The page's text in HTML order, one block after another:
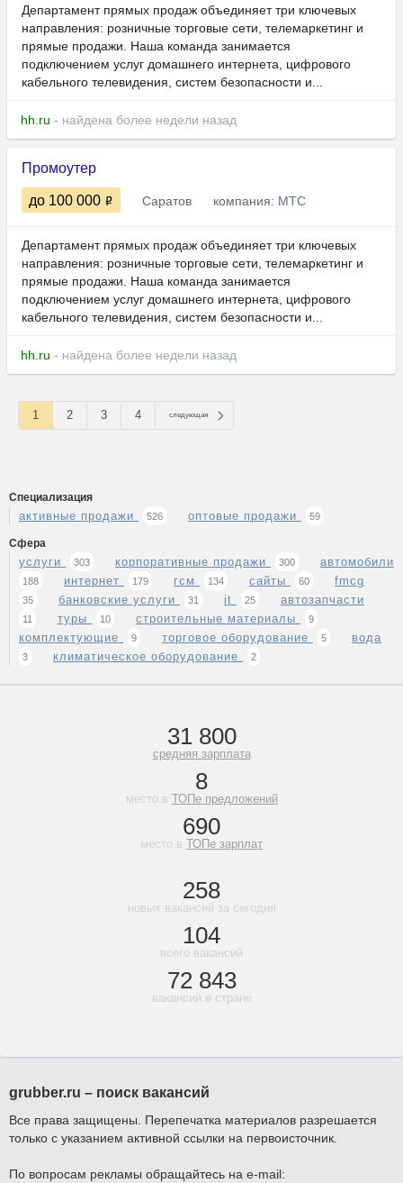
Департамент прямых продаж объединяет три ключевых
направления: розничные торговые сети, телемаркетинг и
прямые продажи. Наша команда занимается
подключением услуг домашнего интернета, цифрового
кабельного телевидения, систем безопасности и...
hh.ru - найдена более недели назад
Промоутер
до 100 000 Саратов компания: МТС
Департамент прямых продаж объединяет три ключевых
направления: розничные торговые сети, телемаркетинг и
прямые продажи. Наша команда занимается
подключением услуг домашнего интернета, цифрового
кабельного телевидения, систем безопасности и...
hh.ru - найдена более недели назад
1 2 3 4 следующая
Специализация
активные продажи 526 оптовые продажи 59
Сфера
услуги 303 корпоративные продажи 300 автомобили
188 интернет 179 гсм 134 сайты 60 fmcg
35 банковские услуги 31 it 25 автозапчасти
11 туры 10 строительные материалы 9
комплектующие 9 торговое оборудование 5 вода
3 климатическое оборудование 2
31 800
средняя зарплата
8
место в ТОПе предложений
690
место в ТОПе зарплат
258
новых вакансий за сегодня
104
всего вакансий
72 843
вакансий в стране
grubber.ru – поиск вакансий
Все права защищены. Перепечатка материалов разрешается
только с указанием активной ссылки на первоисточник.
По вопросам рекламы обращайтесь на e-mail: